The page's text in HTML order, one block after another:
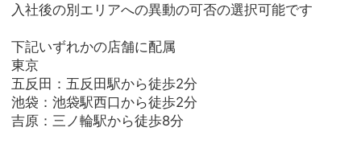
入社後の別エリアへの異動の可否の選択可能です
下記いずれかの店舗に配属
東京
五反田：五反田駅から徒歩2分
池袋：池袋駅西口から徒歩2分
吉原：三ノ輪駅から徒歩8分